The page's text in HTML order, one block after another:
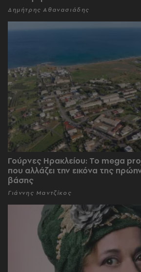
Δημήτρης Αθανασιάδης
Γούρνες Ηρακλείου: To mega
που αλλάζει την εικόνα της
βάσης
Γιάννης Μαντζίκος